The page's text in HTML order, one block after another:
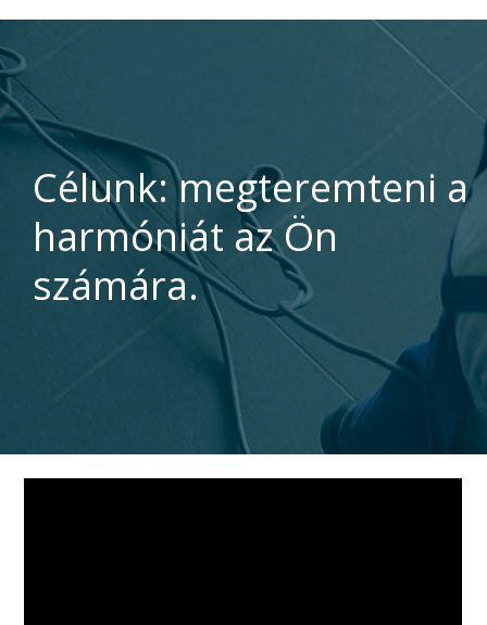
Célunk: megteremteni a
harmóniát az Ön
számára.